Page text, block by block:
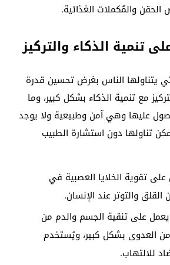
الحقن والمُكملات الغذائية.
تنمية الذكاء والتركيز
يتناولها الناس بغرض تحسين قدرة
مع تنمية الذكاء بشكل كبير، وما
عليها وهي آمن وطبيعية ولا يوجد
تناولها دون استشارة الطبيب
تقوية الخلايا العصبية في
والتوتر عند الإنسان.
على تنقية الجسم والدم من
العدوى بشكل كبير، ويُستخدم
للالتهاب.